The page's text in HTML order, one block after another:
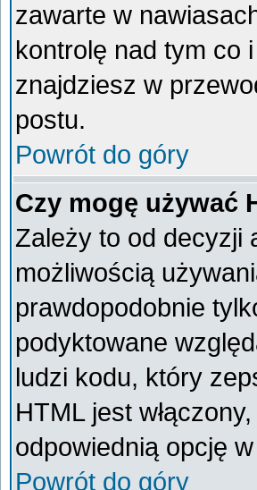
zawarte w
kontrolę nad tym co
znajdziesz w
postu.
Powrót do góry
Czy mogę używać
Zależy to od decyzji
możliwością
prawdopodobnie
podyktowane
ludzi kodu, który
HTML jest
odpowiednią opcję
Powrót do góry